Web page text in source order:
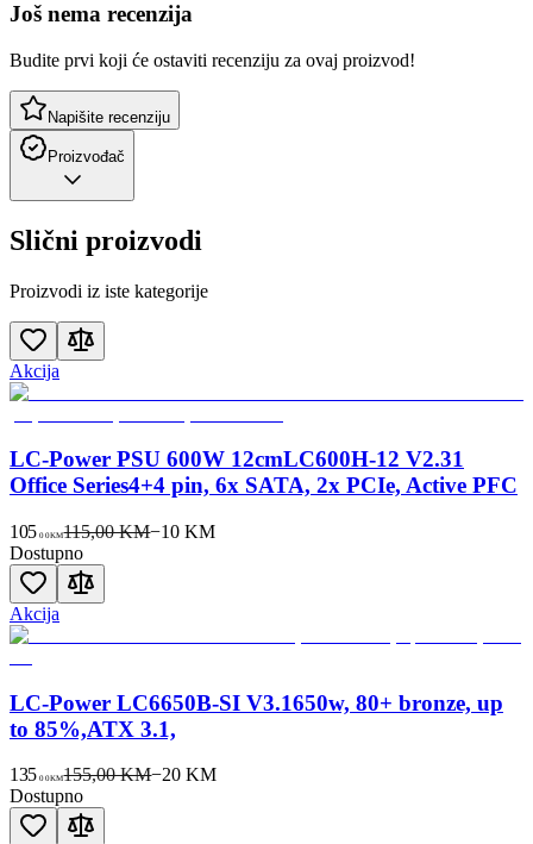
Još nema recenzija
Budite prvi koji će ostaviti recenziju za ovaj proizvod!
Napišite recenziju
Proizvođač
Slični proizvodi
Proizvodi iz iste kategorije
Akcija
LC-Power PSU 600W 12cmLC600H-12 V2.31
Office Series4+4 pin, 6x SATA, 2x PCIe, Active PFC
105 00KM115,00 KM−10 KM
Dostupno
Akcija
LC-Power LC6650B-SI V3.1650w, 80+ bronze, up
to 85%,ATX 3.1,
135 00KM155,00 KM−20 KM
Dostupno